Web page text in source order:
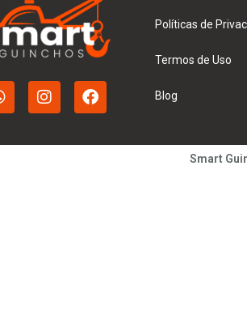
Políticas de
Termos de Uso
Blog
Smart